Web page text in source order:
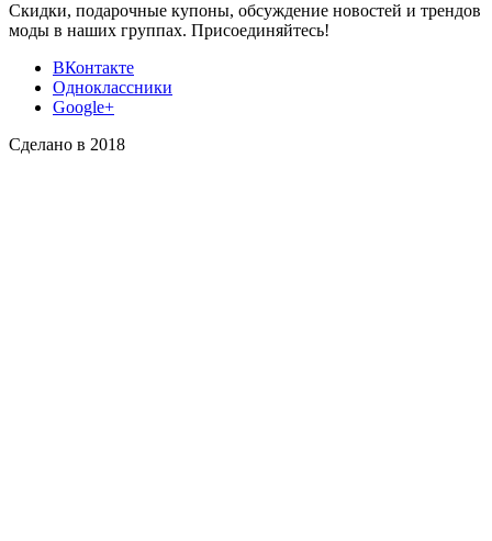
Скидки, подарочные купоны, обсуждение новостей и трендов
моды в наших группах. Присоединяйтесь!
ВКонтакте
Одноклассники
Google+
Сделано в 2018